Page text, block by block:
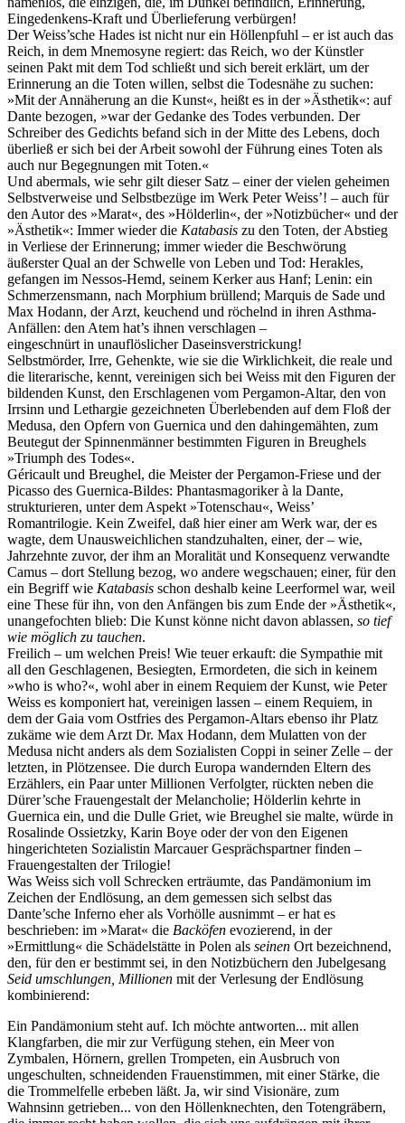
Eingedenkens-Kraft und Überlieferung verbürgen!
Der Weiss’sche Hades ist nicht nur ein Höllenpfuhl – er ist auch das
Reich, in dem Mnemosyne regiert: das Reich, wo der Künstler
seinen Pakt mit dem Tod schließt und sich bereit erklärt, um der
Erinnerung an die Toten willen, selbst die Todesnähe zu suchen:
»Mit der Annäherung an die Kunst«, heißt es in der »Ästhetik«: auf
Dante bezogen, »war der Gedanke des Todes verbunden. Der
Schreiber des Gedichts befand sich in der Mitte des Lebens, doch
überließ er sich bei der Arbeit sowohl der Führung eines Toten als
auch nur Begegnungen mit Toten.«
Und abermals, wie sehr gilt dieser Satz – einer der vielen geheimen
Selbstverweise und Selbstbezüge im Werk Peter Weiss’! – auch für
den Autor des »Marat«, des »Hölderlin«, der »Notizbücher« und der
»Ästhetik«: Immer wieder die Katabasis zu den Toten, der Abstieg
in Verliese der Erinnerung; immer wieder die Beschwörung
äußerster Qual an der Schwelle von Leben und Tod: Herakles,
gefangen im Nessos-Hemd, seinem Kerker aus Hanf; Lenin: ein
Schmerzensmann, nach Morphium brüllend; Marquis de Sade und
Max Hodann, der Arzt, keuchend und röchelnd in ihren Asthma-
Anfällen: den Atem hat’s ihnen verschlagen –
eingeschnürt in unauflöslicher Daseinsverstrickung!
Selbstmörder, Irre, Gehenkte, wie sie die Wirklichkeit, die reale und
die literarische, kennt, vereinigen sich bei Weiss mit den Figuren der
bildenden Kunst, den Erschlagenen vom Pergamon-Altar, den von
Irrsinn und Lethargie gezeichneten Überlebenden auf dem Floß der
Medusa, den Opfern von Guernica und den dahingemähten, zum
Beutegut der Spinnenmänner bestimmten Figuren in Breughels
»Triumph des Todes«.
Géricault und Breughel, die Meister der Pergamon-Friese und der
Picasso des Guernica-Bildes: Phantasmagoriker à la Dante,
strukturieren, unter dem Aspekt »Totenschau«, Weiss’
Romantrilogie. Kein Zweifel, daß hier einer am Werk war, der es
wagte, dem Unausweichlichen standzuhalten, einer, der – wie,
Jahrzehnte zuvor, der ihm an Moralität und Konsequenz verwandte
Camus – dort Stellung bezog, wo andere wegschauen; einer, für den
ein Begriff wie Katabasis schon deshalb keine Leerformel war, weil
eine These für ihn, von den Anfängen bis zum Ende der »Ästhetik«,
unangefochten blieb: Die Kunst könne nicht davon ablassen, so tief
wie möglich zu tauchen.
Freilich – um welchen Preis! Wie teuer erkauft: die Sympathie mit
all den Geschlagenen, Besiegten, Ermordeten, die sich in keinem
»who is who?«, wohl aber in einem Requiem der Kunst, wie Peter
Weiss es komponiert hat, vereinigen lassen – einem Requiem, in
dem der Gaia vom Ostfries des Pergamon-Altars ebenso ihr Platz
zukäme wie dem Arzt Dr. Max Hodann, dem Mulatten von der
Medusa nicht anders als dem Sozialisten Coppi in seiner Zelle – der
letzten, in Plötzensee. Die durch Europa wandernden Eltern des
Erzählers, ein Paar unter Millionen Verfolgter, rückten neben die
Dürer’sche Frauengestalt der Melancholie; Hölderlin kehrte in
Guernica ein, und die Dulle Griet, wie Breughel sie malte, würde in
Rosalinde Ossietzky, Karin Boye oder der von den Eigenen
hingerichteten Sozialistin Marcauer Gesprächspartner finden –
Frauengestalten der Trilogie!
Was Weiss sich voll Schrecken erträumte, das Pandämonium im
Zeichen der Endlösung, an dem gemessen sich selbst das
Dante’sche Inferno eher als Vorhölle ausnimmt – er hat es
beschrieben: im »Marat« die Backöfen evozierend, in der
»Ermittlung« die Schädelstätte in Polen als seinen Ort bezeichnend,
den, für den er bestimmt sei, in den Notizbüchern den Jubelgesang
Seid umschlungen, Millionen mit der Verlesung der Endlösung
kombinierend:
Ein Pandämonium steht auf. Ich möchte antworten... mit allen
Klangfarben, die mir zur Verfügung stehen, ein Meer von
Zymbalen, Hörnern, grellen Trompeten, ein Ausbruch von
ungeschulten, schneidenden Frauenstimmen, mit einer Stärke, die
die Trommelfelle erbeben läßt. Ja, wir sind Visionäre, zum
Wahnsinn getrieben... von den Höllenknechten, den Totengräbern,